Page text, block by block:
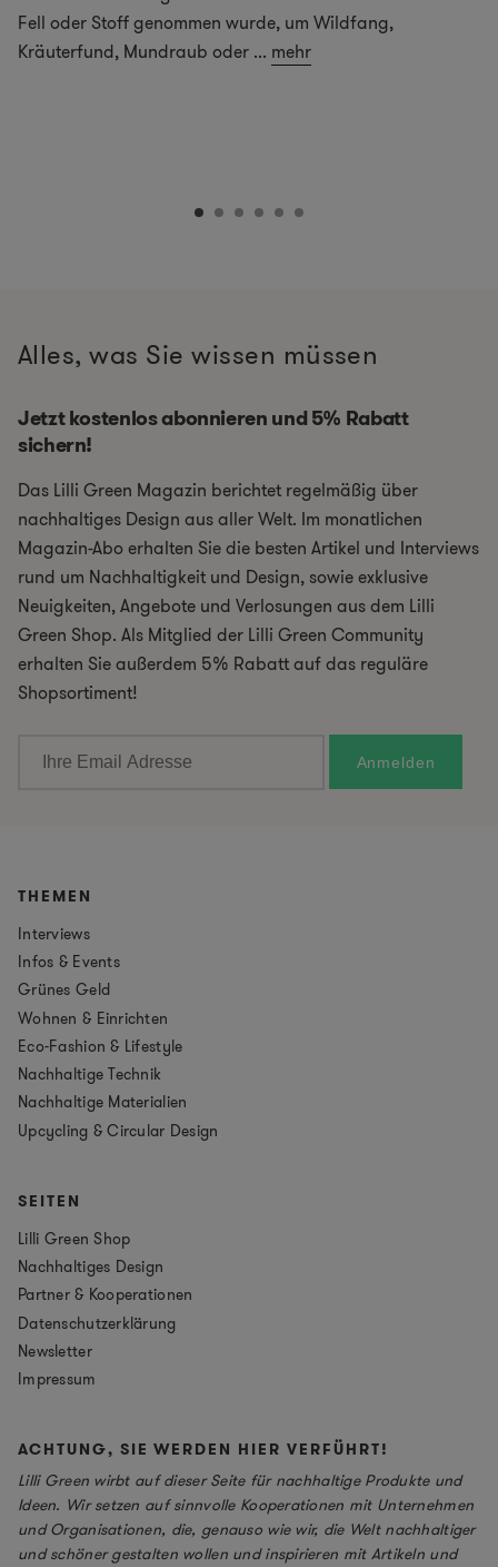
Fell oder Stoff genommen wurde, um Wildfang,
Kräuterfund, Mundraub oder ... mehr
Alles, was Sie wissen müssen
Jetzt kostenlos abonnieren und 5% Rabatt
sichern!
Das Lilli Green Magazin berichtet regelmäßig über
nachhaltiges Design aus aller Welt. Im monatlichen
Magazin-Abo erhalten Sie die besten Artikel und Interviews
rund um Nachhaltigkeit und Design, sowie exklusive
Neuigkeiten, Angebote und Verlosungen aus dem Lilli
Green Shop. Als Mitglied der Lilli Green Community
erhalten Sie außerdem 5% Rabatt auf das reguläre
Shopsortiment!
THEMEN
Interviews
Infos & Events
Grünes Geld
Wohnen & Einrichten
Eco-Fashion & Lifestyle
Nachhaltige Technik
Nachhaltige Materialien
Upcycling & Circular Design
SEITEN
Lilli Green Shop
Nachhaltiges Design
Partner & Kooperationen
Datenschutzerklärung
Newsletter
Impressum
ACHTUNG, SIE WERDEN HIER VERFÜHRT!
Lilli Green wirbt auf dieser Seite für nachhaltige Produkte und
Ideen. Wir setzen auf sinnvolle Kooperationen mit Unternehmen
und Organisationen, die, genauso wie wir, die Welt nachhaltiger
und schöner gestalten wollen und inspirieren mit Artikeln und